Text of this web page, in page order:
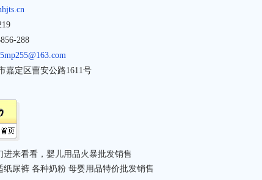
288
嘉定区曹安公路1611号
进来看看，婴儿用品火暴批发销售
纸尿裤 各种奶粉 母婴用品特价批发销售